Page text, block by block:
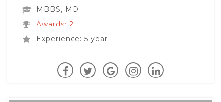
MBBS, MD
Awards: 2
Experience: 5 year